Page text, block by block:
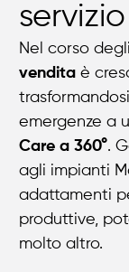
Nel corso
vendita è
emergenze a
Care a 360°.
agli impianti
adattamenti
produttive,
molto altro.